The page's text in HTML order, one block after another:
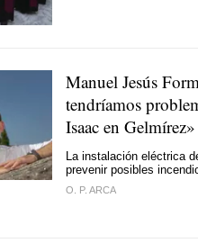
Manuel Jesús
tendríamos
Isaac en Gelmírez»
La instalación eléctrica
prevenir posibles
O. P. ARCA